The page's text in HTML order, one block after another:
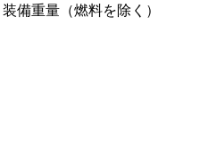
装備重量（燃料を除く）